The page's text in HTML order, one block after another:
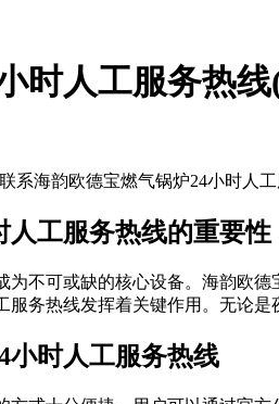
时人工服务热
系海韵欧德宝燃气锅炉24小时人
人工服务热线的重要性
不可或缺的核心设备。海韵欧
务热线发挥着关键作用。无论
小时人工服务热线